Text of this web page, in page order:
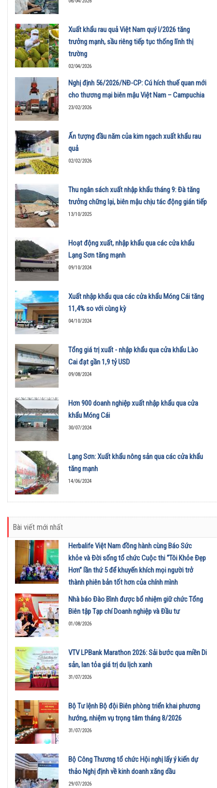
Xuất khẩu rau quả Việt Nam quý I/2026 tăng
trưởng mạnh, sầu riêng tiếp tục thống lĩnh thị
trường
02/04/2026
Nghị định 56/2026/NĐ-CP: Cú hích thuế quan mới
cho thương mại biên mậu Việt Nam – Campuchia
23/02/2026
Ấn tượng đầu năm của kim ngạch xuất khẩu rau
quả
02/02/2026
Thu ngân sách xuất nhập khẩu tháng 9: Đà tăng
trưởng chững lại, biên mậu chịu tác động gián tiếp
13/10/2025
Hoạt động xuất, nhập khẩu qua các cửa khẩu
Lạng Sơn tăng mạnh
09/10/2024
Xuất nhập khẩu qua các cửa khẩu Móng Cái tăng
11,4% so với cùng kỳ
04/10/2024
Tổng giá trị xuất - nhập khẩu qua cửa khẩu Lào
Cai đạt gần 1,9 tỷ USD
09/08/2024
Hơn 900 doanh nghiệp xuất nhập khẩu qua cửa
khẩu Móng Cái
30/07/2024
Lạng Sơn: Xuất khẩu nông sản qua các cửa khẩu
tăng mạnh
14/06/2024
Bài viết mới nhất
Herbalife Việt Nam đồng hành cùng Báo Sức
khỏe và Đời sống tổ chức Cuộc thi “Tôi Khỏe Đẹp
Hơn” lần thứ 5 để khuyến khích mọi người trở
thành phiên bản tốt hơn của chính mình
01/08/2026
Nhà báo Đào Bình được bổ nhiệm giữ chức Tổng
Biên tập Tạp chí Doanh nghiệp và Đầu tư
01/08/2026
VTV LPBank Marathon 2026: Sải bước qua miền Di
sản, lan tỏa giá trị du lịch xanh
31/07/2026
Bộ Tư lệnh Bộ đội Biên phòng triển khai phương
hướng, nhiệm vụ trọng tâm tháng 8/2026
31/07/2026
Bộ Công Thương tổ chức Hội nghị lấy ý kiến dự
thảo Nghị định về kinh doanh xăng dầu
29/07/2026